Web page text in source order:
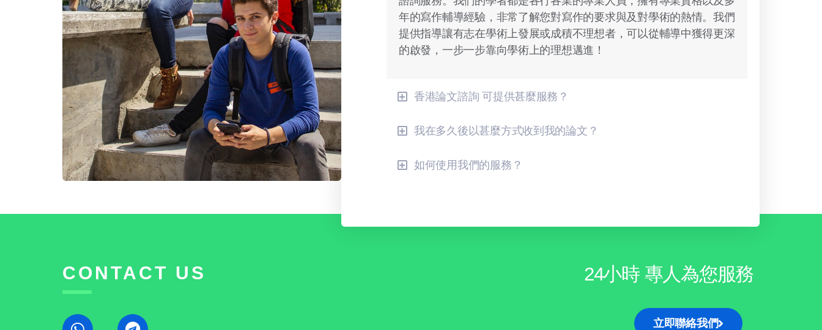
年的寫作輔導經驗，非常了解您對寫作的要求與及對學術的熱情。我們
提供指導讓有志在學術上發展或成積不理想者，可以從輔導中獲得更深
的啟發，一步一步靠向學術上的理想邁進！
香港論文諮詢 可提供甚麼服務？
我在多久後以甚麼方式收到我的論文？
如何使用我們的服務？
CONTACT US 24小時 專人為您服務
立即聯絡我們